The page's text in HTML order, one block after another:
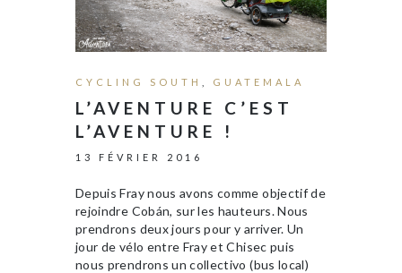
CYCLING SOUTH GUATEMALA
L’AVENTURE C’EST
L’AVENTURE !
13 FÉVRIER 2016
Depuis Fray nous avons comme objectif de
rejoindre Cobán, sur les hauteurs. Nous
prendrons deux jours pour y arriver. Un
jour de vélo entre Fray et Chisec puis
nous prendrons un collectivo (bus local)